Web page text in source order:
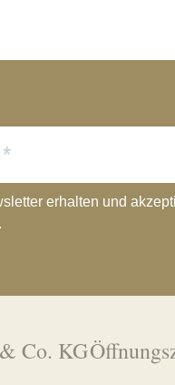
erhalten und
Co. KG